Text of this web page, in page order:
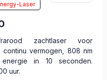
Laser
zachtlaser voor
continu vermogen, 808 nm
in 10 seconden.
uur.